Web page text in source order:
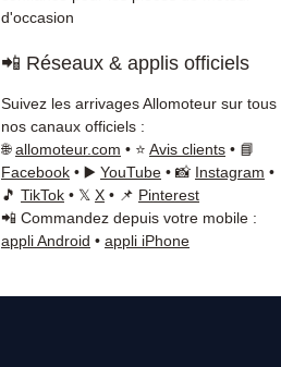
d'occasion
📲 Réseaux & applis officiels
Suivez les arrivages Allomoteur sur tous
nos canaux officiels :
🌐allomoteur.com • ⭐ Avis clients • 📘
Facebook • ▶️ YouTube • 📸 Instagram •
🎵 TikTok • 𝕏 X • 📌 Pinterest
📲 Commandez depuis votre mobile :
appli Android • appli iPhone